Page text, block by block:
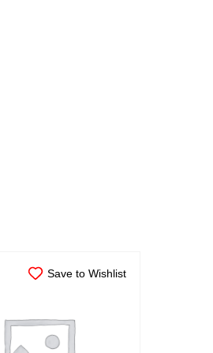
Save to Wishlist